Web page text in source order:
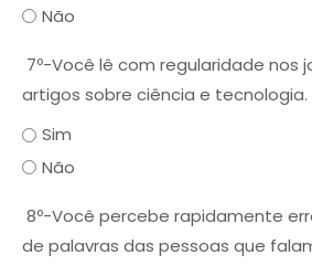
Não
7º-Você lê com regularidade nos
artigos sobre ciência e tecnologia.
Sim
Não
8º-Você percebe rapidamente
de palavras das pessoas que